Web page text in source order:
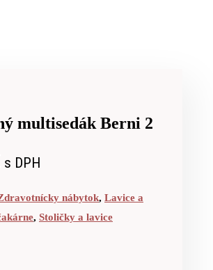
multisedák Berni 2
s DPH
nábytok, Lavice a
, Stoličky a lavice